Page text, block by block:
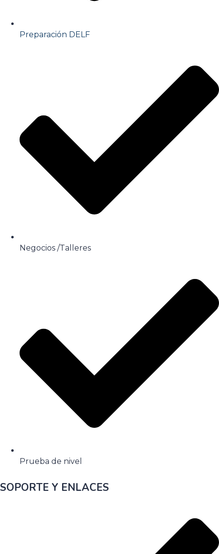
Preparación DELF
Negocios /Talleres
Prueba de nivel
SOPORTE Y ENLACES